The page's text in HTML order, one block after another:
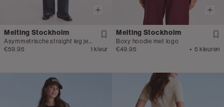
Melting Stockholm
€59.95
1 kleur
Melting Stockholm
Boxy hoodie met logo
€49.95
+ 5 kleuren